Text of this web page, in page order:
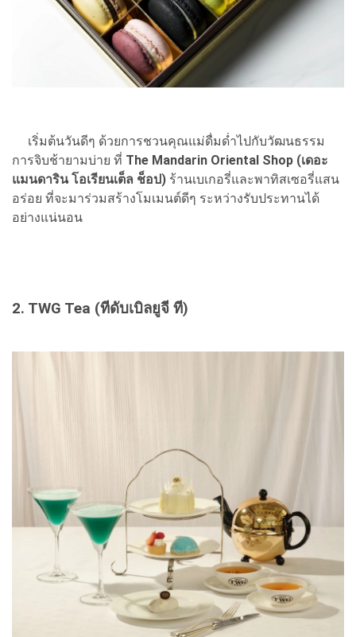
เริ่มต้นวันดีๆ ด้วยการชวนคุณแม่ดื่มด่ำไปกับวัฒนธรรม
การจิบช้ายามบ่าย ที่ The Mandarin Oriental Shop (เดอะ
แมนดาริน โอเรียนเต็ล ช็อป) ร้านเบเกอรี่และพาทิสเซอรี่แสน
อร่อย ที่จะมาร่วมสร้างโมเมนต์ดีๆ ระหว่างรับประทานได้
อย่างแน่นอน
2. TWG Tea (ทีดับเบิลยูจี ที)